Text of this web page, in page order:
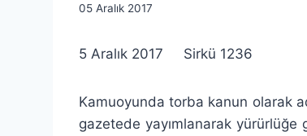
By
05 Aralık 2017
5 Aralık 2017 Sirkü 1236
Kamuoyunda torba kanun olarak
gazetede yayımlanarak yürürlüğe